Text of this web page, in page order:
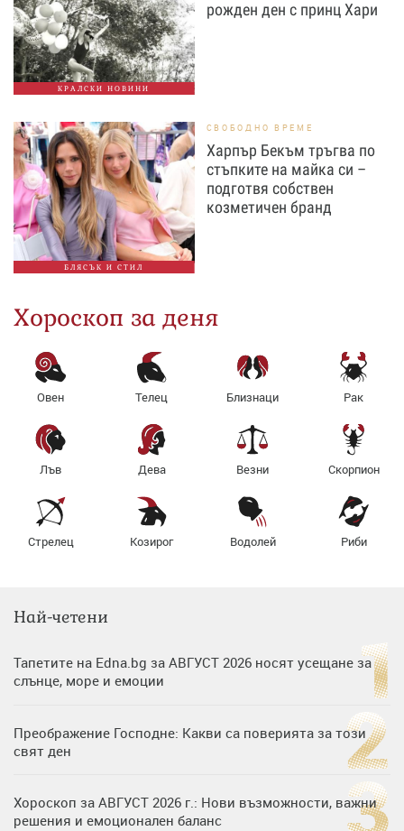
КРАЛСКИ НОВИНИ
рожден ден с принц Хари
БЛЯСЪК И СТИЛ
СВОБОДНО ВРЕМЕ
Харпър Бекъм тръгва по
стъпките на майка си –
подготвя собствен
козметичен бранд
Хороскоп за деня
Овен Телец Близнаци Рак
Лъв Дева Везни Скорпион
Стрелец Козирог Водолей Риби
Най-четени
Тапетите на Edna.bg за АВГУСТ 2026 носят усещане за
слънце, море и емоции
Преображение Господне: Какви са поверията за този
свят ден
Хороскоп за АВГУСТ 2026 г.: Нови възможности, важни
решения и емоционален баланс